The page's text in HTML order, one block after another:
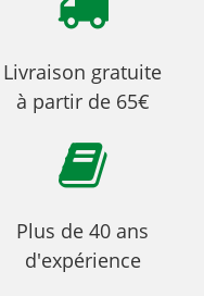
Livraison gratuite
à partir de 65€
Plus de 40 ans
d'expérience